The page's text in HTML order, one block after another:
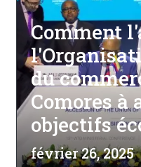
Comment
du
Comores
objectifs
février 26, 2025